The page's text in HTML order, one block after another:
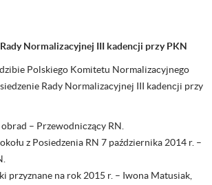
Normalizacyjnej III kadencji przy PKN
Polskiego Komitetu Normalizacyjnego
Rady Normalizacyjnej III kadencji przy
– Przewodniczący RN.
z Posiedzenia RN 7 października 2014 r. –
przyznane na rok 2015 r. – Iwona Matusiak,